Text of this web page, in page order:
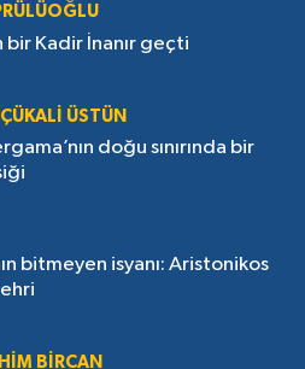
bir Kadir İnanır geçti
ÜSTÜN
doğu sınırında bir
bitmeyen isyanı: Aristonikos
BIRCAN